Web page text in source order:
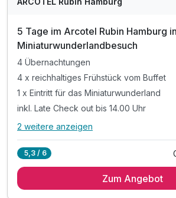
5 Tage im Arcotel Rubin Hamburg
Miniaturwunderlandbesuch
4 Übernachtungen
4 x reichhaltiges Frühstück vom Buffet
1 x Eintritt für das Miniaturwunderland
inkl. Late Check out bis 14.00 Uhr
Alle Inklusivleistungen
4 x reichhaltiges Frühstück vom Buffet
2 weitere anzeigen
5,3 / 6
Zum Angebot